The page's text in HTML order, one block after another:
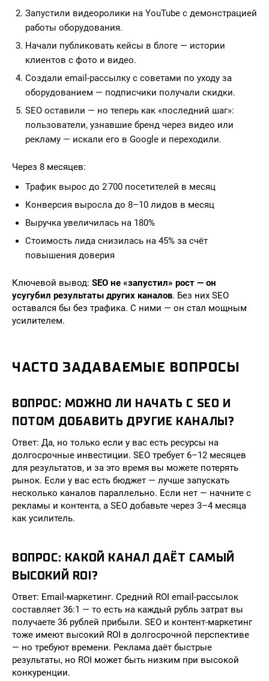
Запустили видеоролики на YouTube с демонстрацией
работы оборудования.
Начали публиковать кейсы в блоге — истории
клиентов с фото и видео.
Создали email-рассылку с советами по уходу за
оборудованием — подписчики получали скидки.
SEO оставили — но теперь как «последний шаг»:
пользователи, узнавшие бренд через видео или
рекламу — искали его в Google и переходили.
Через 8 месяцев:
Трафик вырос до 2 700 посетителей в месяц
Конверсия выросла до 8–10 лидов в месяц
Выручка увеличилась на 180%
Стоимость лида снизилась на 45% за счёт
повышения доверия
Ключевой вывод: SEO не «запустил» рост — он
усугубил результаты других каналов. Без них SEO
оставался бы без трафика. С ними — он стал мощным
усилителем.
ЧАСТО ЗАДАВАЕМЫЕ ВОПРОСЫ
ВОПРОС: МОЖНО ЛИ НАЧАТЬ С SEO И
ПОТОМ ДОБАВИТЬ ДРУГИЕ КАНАЛЫ?
Ответ: Да, но только если у вас есть ресурсы на
долгосрочные инвестиции. SEO требует 6–12 месяцев
для результатов, и за это время вы можете потерять
рынок. Если у вас есть бюджет — лучше запускать
несколько каналов параллельно. Если нет — начните с
рекламы и контента, а SEO добавьте через 3–4 месяца
как усилитель.
ВОПРОС: КАКОЙ КАНАЛ ДАЁТ САМЫЙ
ВЫСОКИЙ ROI?
Ответ: Email-маркетинг. Средний ROI email-рассылок
составляет 36:1 — то есть на каждый рубль затрат вы
получаете 36 рублей прибыли. SEO и контент-маркетинг
тоже имеют высокий ROI в долгосрочной перспективе
— но требуют времени. Реклама даёт быстрые
результаты, но ROI может быть низким при высокой
конкуренции.